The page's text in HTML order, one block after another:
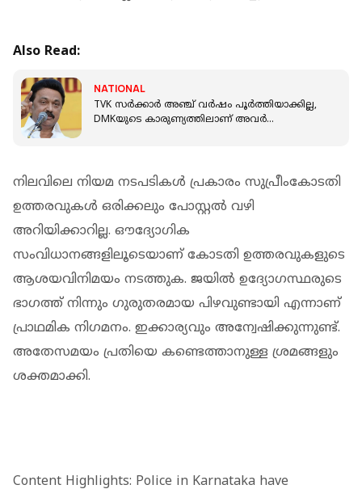
Also Read:
NATIONAL
TVK സര്‍ക്കാർ അഞ്ച് വര്‍ഷം പൂര്‍ത്തിയാക്കില്ല,
DMKയുടെ കാരുണ്യത്തിലാണ് അവർ
നിലവിലെ നിയമ നടപടികൾ പ്രകാരം സുപ്രീംകോടതി
ഉത്തരവുകൾ ഒരിക്കലും പോസ്റ്റൽ വഴി
അറിയിക്കാറില്ല. ഔദ്യോഗിക
സംവിധാനങ്ങളിലൂടെയാണ് കോടതി ഉത്തരവുകളുടെ
ആശയവിനിമയം നടത്തുക. ജയിൽ ഉദ്യോഗസ്ഥരുടെ
ഭാഗത്ത് നിന്നും ഗുരുതരമായ പിഴവുണ്ടായി എന്നാണ്
പ്രാഥമിക നിഗമനം. ഇക്കാര്യവും അന്വേഷിക്കുന്നുണ്ട്.
അതേസമയം പ്രതിയെ കണ്ടെത്താനുള്ള ശ്രമങ്ങളും
ശക്തമാക്കി.
Content Highlights: Police in Karnataka have